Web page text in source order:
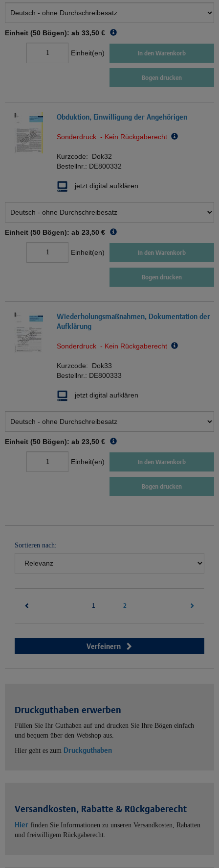
Einheit (50 Bögen): ab 33,50 €
Einheit(en) In den Warenkorb
Bogen drucken
Obduktion, Einwilligung der Angehörigen
Sonderdruck - Kein Rückgaberecht
Kurzcode: Dok32
Bestellnr.: DE800332
jetzt digital aufklären
Einheit (50 Bögen): ab 23,50 €
Einheit(en) In den Warenkorb
Bogen drucken
Wiederholungsmaßnahmen, Dokumentation der
Aufklärung
Sonderdruck - Kein Rückgaberecht
Kurzcode: Dok33
Bestellnr.: DE800333
jetzt digital aufklären
Einheit (50 Bögen): ab 23,50 €
Einheit(en) In den Warenkorb
Bogen drucken
Sortieren nach:
1 2
Verfeinern
Druckguthaben erwerben
Füllen Sie Ihr Guthaben auf und drucken Sie Ihre Bögen einfach
und bequem über den Webshop aus.
Hier geht es zum Druckguthaben
Versandkosten, Rabatte & Rückgaberecht
Hier finden Sie Informationen zu unseren Versandkosten, Rabatten
und freiwilligem Rückgaberecht.